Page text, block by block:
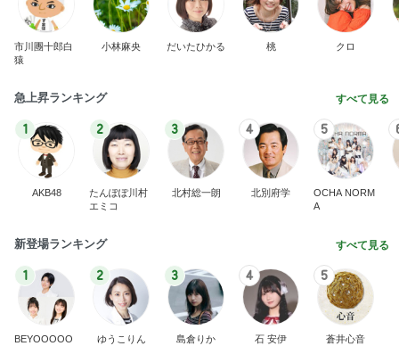
市川團十郎白
猿
小林麻央 だいたひかる 桃 クロ
急上昇ランキング すべて見る
1
AKB48
2
たんぽぽ川村
エミコ
3
北村総一朗
4
北別府学
5
OCHA NORM
A
新登場ランキング すべて見る
1
BEYOOOOO
2
ゆうこりん
3
島倉りか
4
石 安伊
5
蒼井心音